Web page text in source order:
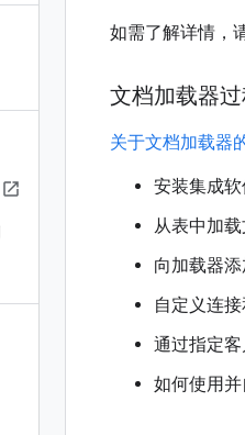
如需了解详情，
文档加载器
关于文档加载器
安装集成软
从表中加
向加载器
自定义连
通过指定
如何使用并